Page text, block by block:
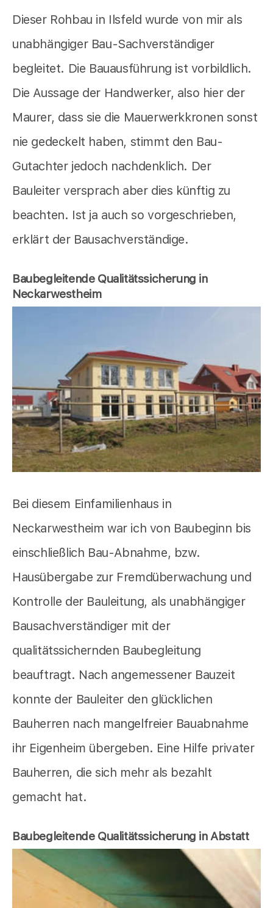
Dieser Rohbau in Ilsfeld wurde von mir als
unabhängiger Bau-Sachverständiger
begleitet. Die Bauausführung ist vorbildlich.
Die Aussage der Handwerker, also hier der
Maurer, dass sie die Mauerwerkkronen sonst
nie gedeckelt haben, stimmt den Bau-
Gutachter jedoch nachdenklich. Der
Bauleiter versprach aber dies künftig zu
beachten. Ist ja auch so vorgeschrieben,
erklärt der Bausachverständige.
Baubegleitende Qualitätssicherung in
Neckarwestheim
Bei diesem Einfamilienhaus in
Neckarwestheim war ich von Baubeginn bis
einschließlich Bau-Abnahme, bzw.
Hausübergabe zur Fremdüberwachung und
Kontrolle der Bauleitung, als unabhängiger
Bausachverständiger mit der
qualitätssichernden Baubegleitung
beauftragt. Nach angemessener Bauzeit
konnte der Bauleiter den glücklichen
Bauherren nach mangelfreier Bauabnahme
ihr Eigenheim übergeben. Eine Hilfe privater
Bauherren, die sich mehr als bezahlt
gemacht hat.
Baubegleitende Qualitätssicherung in Abstatt